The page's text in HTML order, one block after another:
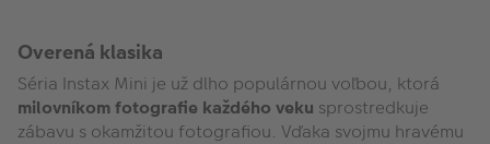
Overená klasika
Séria Instax Mini je už dlho populárnou voľbou, ktorá
milovníkom fotografie každého veku sprostredkuje
zábavu s okamžitou fotografiou. Vďaka svojmu hravému